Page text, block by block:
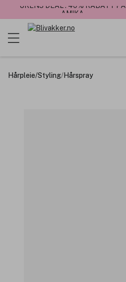
UKENS DEAL : 40% RABATT PÅ
AMIKA
Hårpleie/Styling/Hårspray